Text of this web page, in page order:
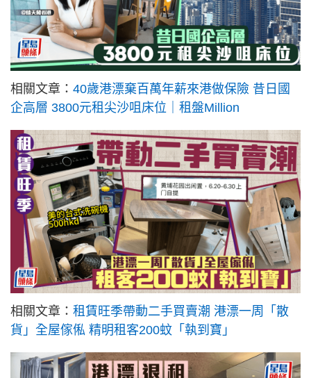
相關文章： 40歲港漂棄百萬年薪來港做保險 昔日國
企高層 3800元租尖沙咀床位｜租盤Million
相關文章： 租賃旺季帶動二手買賣潮 港漂一周「散
貨」全屋傢俬 精明租客200蚊「執到寶」